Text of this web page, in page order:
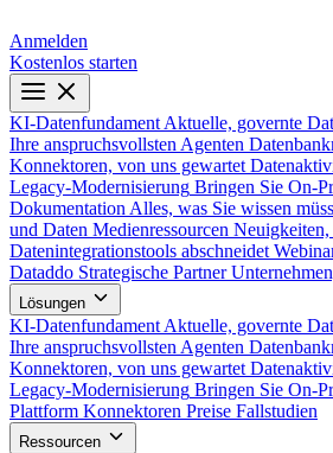
Anmelden
Kostenlos starten
KI-Datenfundament Aktuelle, governte
Ihre anspruchsvollsten Agenten
Konnektoren, von uns gewartet
Legacy-Modernisierung Bringen Sie On-
Dokumentation Alles, was Sie wissen
und Daten Medienressourcen Neuigkeiten,
Datenintegrationstools abschneidet
Dataddo Strategische Partner
Lösungen
KI-Datenfundament Aktuelle, governte
Ihre anspruchsvollsten Agenten
Konnektoren, von uns gewartet
Legacy-Modernisierung Bringen Sie On-
Plattform Konnektoren Preise Fallstudien
Ressourcen